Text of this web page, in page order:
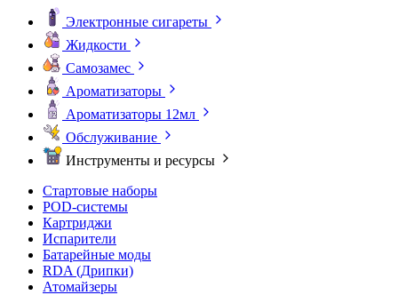
Электронные сигареты
Жидкости
Самозамес
Ароматизаторы
Ароматизаторы 12мл
Обслуживание
Инструменты и ресурсы
Стартовые наборы
POD-системы
Картриджи
Испарители
Батарейные моды
RDA (Дрипки)
Атомайзеры